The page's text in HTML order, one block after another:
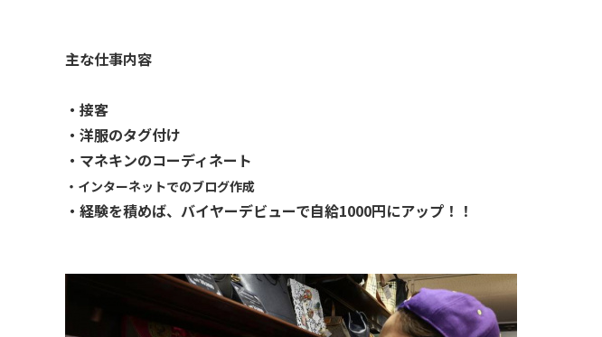
主な仕事内容
・接客
・洋服のタグ付け
・マネキンのコーディネート
・インターネットでのブログ作成
・経験を積めば、バイヤーデビューで自給1000円にアップ！！